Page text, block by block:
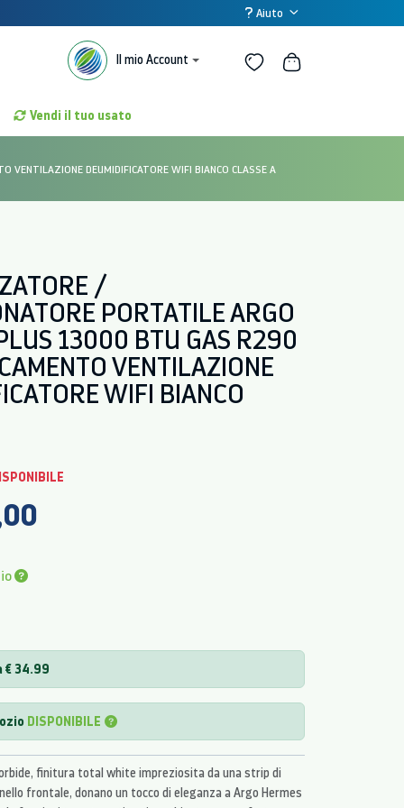
Aiuto
Il mio Account
Vendi il tuo usato
VENTILAZIONE DEUMIDIFICATORE WIFI BIANCO CLASSE A
/
PORTATILE ARGO
13000 BTU GAS R290
VENTILAZIONE
WIFI BIANCO
€ 34.99
DISPONIBILE
finitura total white impreziosita da una strip di
frontale, donano un tocco di eleganza a Argo Hermes